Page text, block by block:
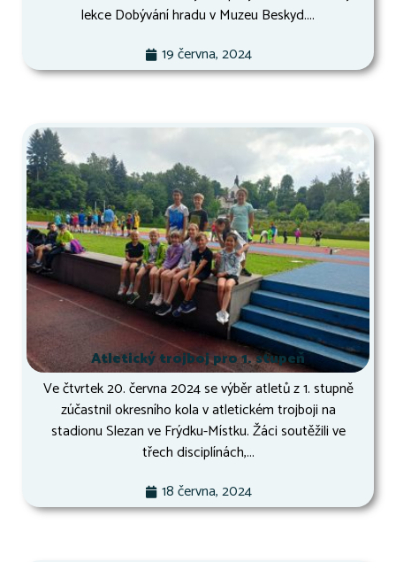
lekce Dobývání hradu v Muzeu Beskyd....
19 června, 2024
Atletický trojboj pro 1. stupeň
Ve čtvrtek 20. června 2024 se výběr atletů z 1. stupně
zúčastnil okresního kola v atletickém trojboji na
stadionu Slezan ve Frýdku-Místku. Žáci soutěžili ve
třech disciplínách,...
18 června, 2024